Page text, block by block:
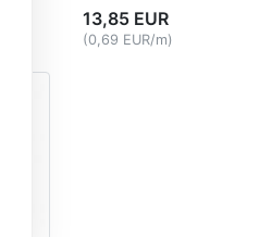
13,85 EUR
(0,69 EUR/m)